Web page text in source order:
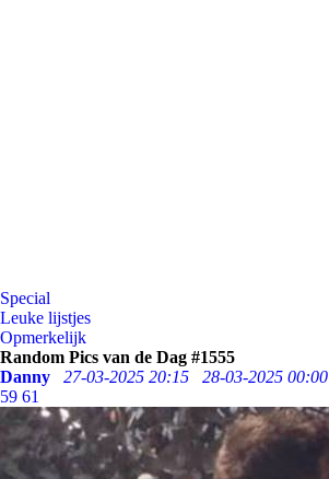
Special
Leuke lijstjes
Opmerkelijk
Random Pics van de Dag #1555
Danny
27-03-2025 20:15 28-03-2025 00:00
59 61